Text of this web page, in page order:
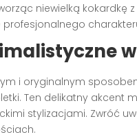
niewielką kokardkę
i oryginalnym
Ten delikatny akcent
stylizacjami. Zwróć